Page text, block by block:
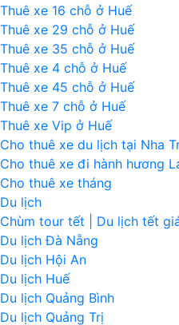
Thuê xe 16 chỗ ở Huế
Thuê xe 29 chỗ ở Huế
Thuê xe 35 chỗ ở Huế
Thuê xe 4 chỗ ở Huế
Thuê xe 45 chỗ ở Huế
Thuê xe 7 chỗ ở Huế
Thuê xe Vip ở Huế
Cho thuê xe du lịch tại Nha
Cho thuê xe đi hành hương
Cho thuê xe tháng
Du lịch
Chùm tour tết | Du lịch tết
Du lịch Đà Nẵng
Du lịch Hội An
Du lịch Huế
Du lịch Quảng Bình
Du lịch Quảng Trị